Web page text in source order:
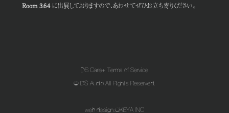
Room 3.64に出展しておりますので、あわせてぜひお立ち寄りください。
DS Care+ Terms of Service
© DS Audio All Rights Reserved.
web design:OKEYA INC